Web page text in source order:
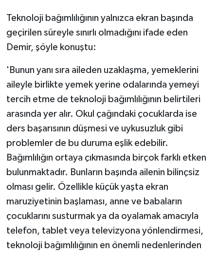
Teknoloji bağımlılığının yalnızca ekran başında
geçirilen süreyle sınırlı olmadığını ifade eden
Demir, şöyle konuştu:
'Bunun yanı sıra aileden uzaklaşma, yemeklerini
aileyle birlikte yemek yerine odalarında yemeyi
tercih etme de teknoloji bağımlılığının belirtileri
arasında yer alır. Okul çağındaki çocuklarda ise
ders başarısının düşmesi ve uykusuzluk gibi
problemler de bu duruma eşlik edebilir.
Bağımlılığın ortaya çıkmasında birçok farklı etken
bulunmaktadır. Bunların başında ailenin bilinçsiz
olması gelir. Özellikle küçük yaşta ekran
maruziyetinin başlaması, anne ve babaların
çocuklarını susturmak ya da oyalamak amacıyla
telefon, tablet veya televizyona yönlendirmesi,
teknoloji bağımlılığının en önemli nedenlerinden